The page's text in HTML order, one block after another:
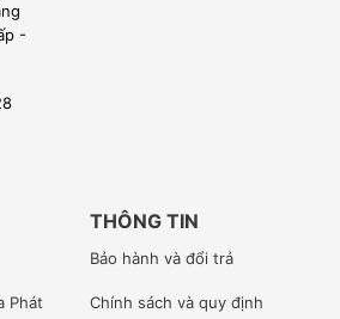
frameborder=”0″
f7yKycks0pw” style=”position:
vụ trọn gói. Bằng những kinh
-
Phát
THÔNG TIN
Bảo hành và đổi trả
Chính sách và quy định